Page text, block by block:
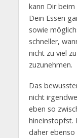
kann Dir beim
Dein Essen
sowie
schneller,
nicht zu viel
zuzunehmen.
Das
nicht
eben so
hineinstopfst.
daher ebenso